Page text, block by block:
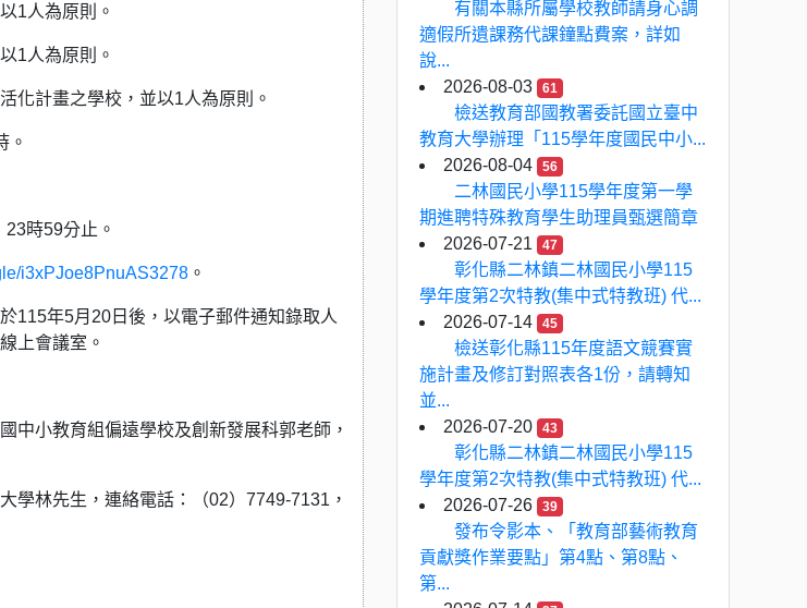
1人為原則。
1人為原則。
化計畫之學校，並以1人為原則。
。
時59分止。
i3xPJoe8PnuAS3278 。
115年5月20日後，以電子郵件通知錄取人
上會議室。
中小教育組偏遠學校及創新發展科郭老師，
學林先生，連絡電話：（02）7749-7131，
有關本縣所屬學校教師請身心調
適假所遺課務代課鐘點費案，詳如
說...
2026-08-03
61
檢送教育部國教署委託國立臺中
教育大學辦理「115學年度國民中小...
2026-08-04
56
二林國民小學115學年度第一學
期進聘特殊教育學生助理員甄選簡章
2026-07-21
47
彰化縣二林鎮二林國民小學115
學年度第2次特教(集中式特教班) 代...
2026-07-14
45
檢送彰化縣115年度語文競賽實
施計畫及修訂對照表各1份，請轉知
並...
2026-07-20
43
彰化縣二林鎮二林國民小學115
學年度第2次特教(集中式特教班) 代...
2026-07-26
39
發布令影本、「教育部藝術教育
貢獻獎作業要點」第4點、第8點、
第...